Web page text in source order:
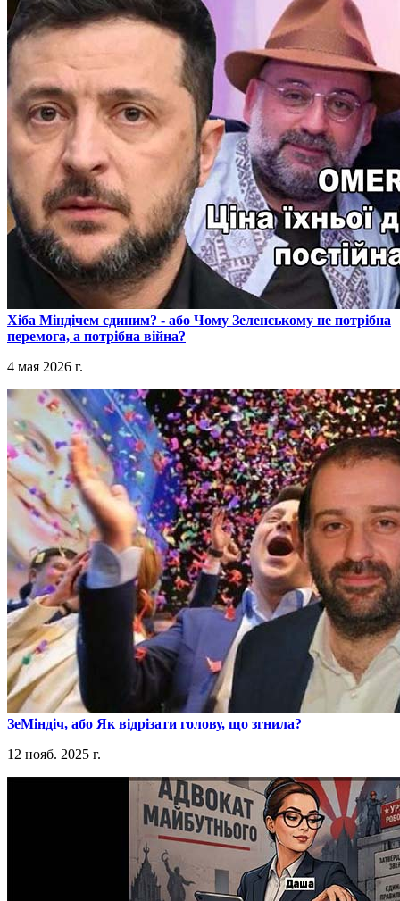
​Хіба Міндічем єдиним? - або Чому Зеленському не потрібна
перемога, а потрібна війна?
4 мая 2026 г.
​ЗеМіндіч, або Як відрізати голову, що згнила?
12 нояб. 2025 г.